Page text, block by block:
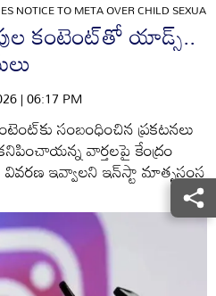
NOTICE TO META OVER CHILD
కంటెంట్‌తో యాడ్స్..
| 06:17 PM
సంబంధించిన ప్రకటనలు
వార్తలపై కేంద్రం
ఇవ్వాలని ఇన్‌స్టా మాతృసంస్థ